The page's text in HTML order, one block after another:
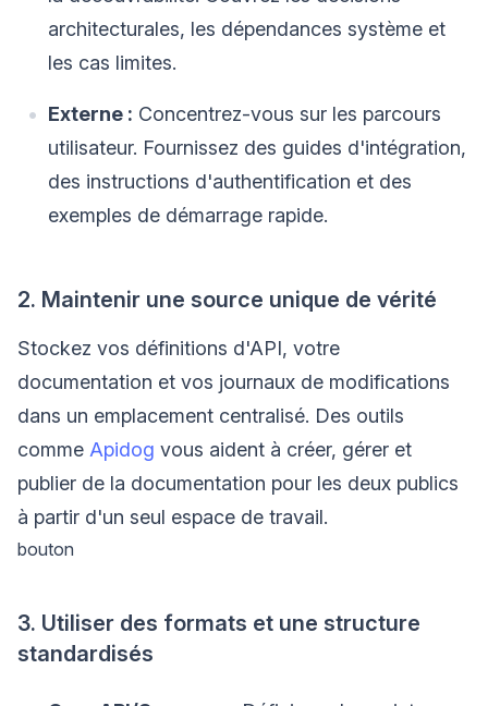
architecturales, les dépendances système et
les cas limites.
Externe : Concentrez-vous sur les parcours
utilisateur. Fournissez des guides d'intégration,
des instructions d'authentification et des
exemples de démarrage rapide.
2. Maintenir une source unique de vérité
Stockez vos définitions d'API, votre
documentation et vos journaux de modifications
dans un emplacement centralisé. Des outils
comme Apidog vous aident à créer, gérer et
publier de la documentation pour les deux publics
à partir d'un seul espace de travail.
bouton
3. Utiliser des formats et une structure
standardisés